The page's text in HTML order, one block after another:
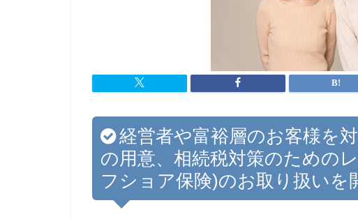
経営者や富裕層のお客様を
の用意、相続税対策のための
フショア保険)のお取り扱いを